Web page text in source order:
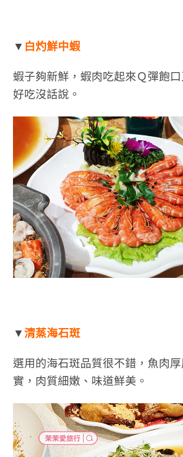
▼ 白灼鮮中蝦
蝦子夠新鮮，蝦肉吃起來Ｑ彈飽
好吃沒話說。
▼清蒸海石斑
選用的海石斑品質很不錯，魚肉
實，肉質細嫩、味道鮮美。